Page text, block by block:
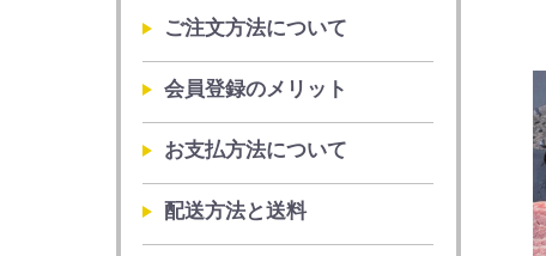
ご注文方法について
会員登録のメリット
お支払方法について
配送方法と送料